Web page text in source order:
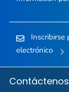
Inscribirse
electrónico
Contáctenos